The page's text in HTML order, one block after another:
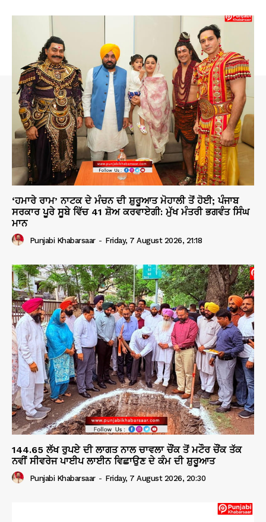
‘ਹਮਾਰੇ ਰਾਮ’ ਨਾਟਕ ਦੇ ਮੰਚਨ ਦੀ ਸ਼ੁਰੂਆਤ ਮੋਹਾਲੀ ਤੋਂ ਹੋਈ; ਪੰਜਾਬ
ਸਰਕਾਰ ਪੂਰੇ ਸੂਬੇ ਵਿੱਚ 41 ਸ਼ੋਅ ਕਰਵਾਏਗੀ: ਮੁੱਖ ਮੰਤਰੀ ਭਗਵੰਤ ਸਿੰਘ
ਮਾਨ
Punjabi Khabarsaar - Friday, 7 August 2026, 21:18
144.65 ਲੱਖ ਰੁਪਏ ਦੀ ਲਾਗਤ ਨਾਲ ਚਾਵਲਾ ਚੌਂਕ ਤੋਂ ਮਟੌਰ ਚੌਂਕ ਤੱਕ
ਨਵੀਂ ਸੀਵਰੇਜ ਪਾਈਪ ਲਾਈਨ ਵਿਛਾਉਣ ਦੇ ਕੰਮ ਦੀ ਸ਼ੁਰੂਆਤ
Punjabi Khabarsaar - Friday, 7 August 2026, 20:30